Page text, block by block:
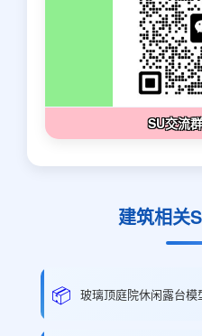
SU交流
建筑相关
📦 玻璃顶庭院休闲露台模